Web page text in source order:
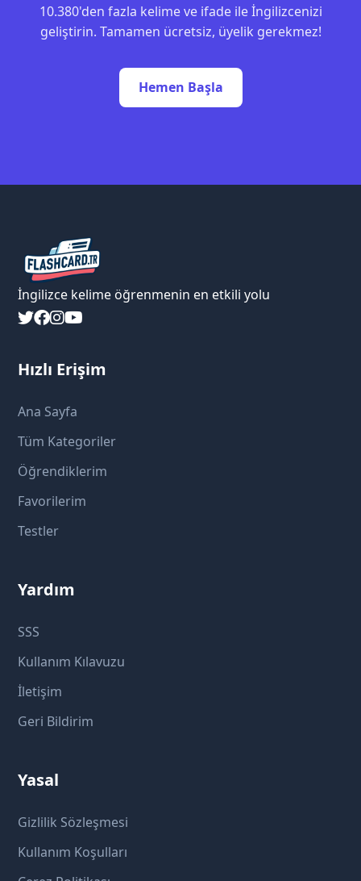
10.380'den fazla kelime ve ifade ile İngilizcenizi
geliştirin. Tamamen ücretsiz, üyelik gerekmez!
Hemen Başla
İngilizce kelime öğrenmenin en etkili yolu
Hızlı Erişim
Ana Sayfa
Tüm Kategoriler
Öğrendiklerim
Favorilerim
Testler
Yardım
SSS
Kullanım Kılavuzu
İletişim
Geri Bildirim
Yasal
Gizlilik Sözleşmesi
Kullanım Koşulları